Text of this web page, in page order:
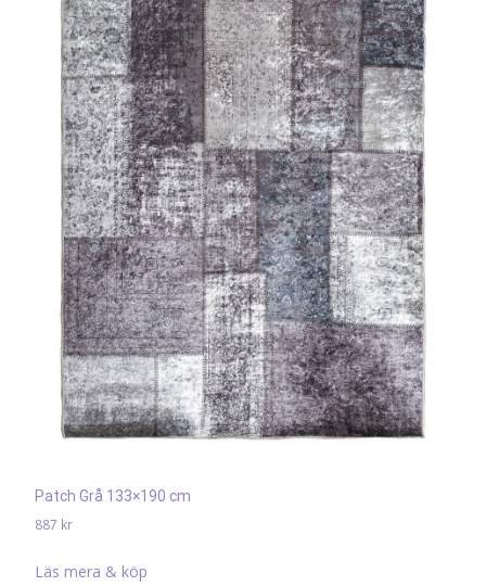
Patch Grå 133×190 cm
887 kr
Läs mera & köp